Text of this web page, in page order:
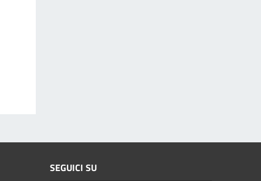
SEGUICI SU